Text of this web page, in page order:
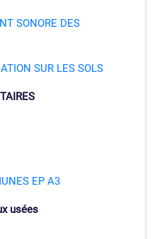
SONORE DES
SUR LES SOLS
EP A3
usées